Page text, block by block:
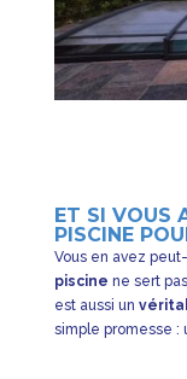
ET SI VOUS
PISCINE
Vous en avez
piscine ne sert
est aussi un
simple promesse :